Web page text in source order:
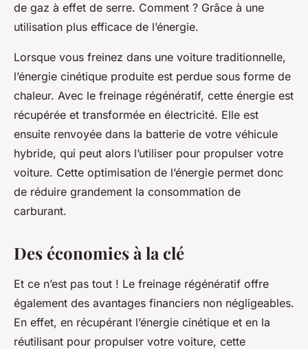
de gaz à effet de serre. Comment ? Grâce à une
utilisation plus efficace de l’énergie.
Lorsque vous freinez dans une voiture traditionnelle,
l’énergie cinétique produite est perdue sous forme de
chaleur. Avec le freinage régénératif, cette énergie est
récupérée et transformée en électricité. Elle est
ensuite renvoyée dans la batterie de votre véhicule
hybride, qui peut alors l’utiliser pour propulser votre
voiture. Cette optimisation de l’énergie permet donc
de réduire grandement la consommation de
carburant.
Des économies à la clé
Et ce n’est pas tout ! Le freinage régénératif offre
également des avantages financiers non négligeables.
En effet, en récupérant l’énergie cinétique et en la
réutilisant pour propulser votre voiture, cette